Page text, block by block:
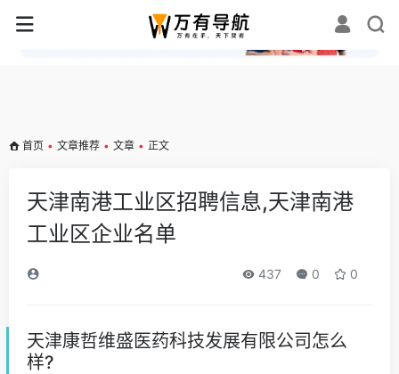
✕
首页 • 文章推荐 • 文章 • 正文
天津南港工业区招聘信息,天津南港
工业区企业名单
437 0 0
天津康哲维盛医药科技发展有限公司怎么
样?